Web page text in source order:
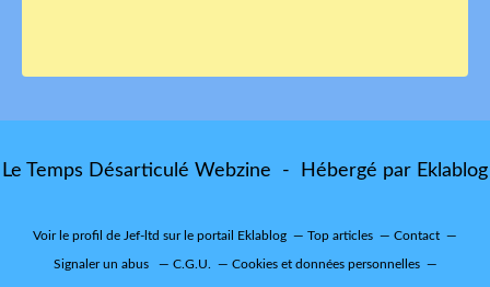
Le Temps Désarticulé Webzine - Hébergé par Eklablog
Voir le profil de Jef-ltd sur le portail Eklablog Top articles Contact
Signaler un abus C.G.U. Cookies et données personnelles